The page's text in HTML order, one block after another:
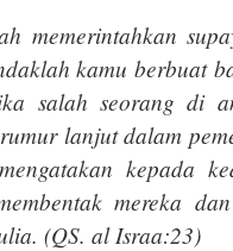
memerintahkan
kamu berbuat
salah seorang di
lanjut dalam
kepada
mereka
(QS. al Israa:23)